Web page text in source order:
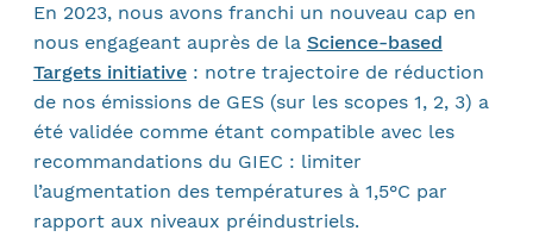
En 2023, nous avons franchi un nouveau cap en
nous engageant auprès de la Science-based
Targets initiative: notre trajectoire de réduction
de nos émissions de GES (sur les scopes 1, 2, 3) a
été validée comme étant compatible avec les
recommandations du GIEC : limiter
l’augmentation des températures à 1,5°C par
rapport aux niveaux préindustriels.